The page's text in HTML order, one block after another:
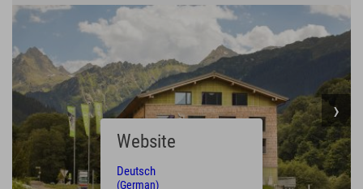
Website
Deutsch
(German)